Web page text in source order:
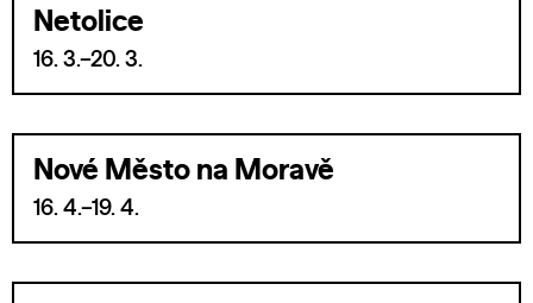
Netolice
16. 3.–20. 3.
Nové Město na Moravě
16. 4.–19. 4.